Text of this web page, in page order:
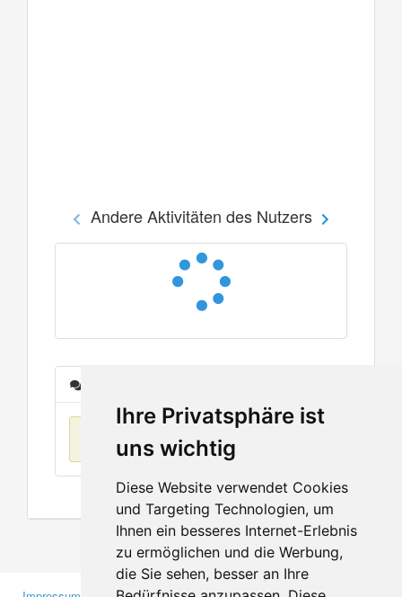
Ihre Privatsphäre ist
uns wichtig
Diese Website verwendet Cookies
und Targeting Technologien, um
Ihnen ein besseres Internet-Erlebnis
zu ermöglichen und die Werbung,
die Sie sehen, besser an Ihre
Andere Aktivitäten des Nutzers
Keine Einträge